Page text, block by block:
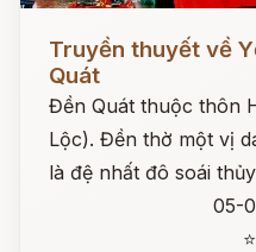
Đọc ngay
Truyền thuyết về
Quát
Đền Quát thuộc thôn
Lộc). Đền thờ một vị
là đệ nhất đô soái
05-